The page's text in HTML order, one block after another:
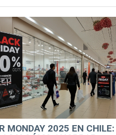
MONDAY 2025 EN